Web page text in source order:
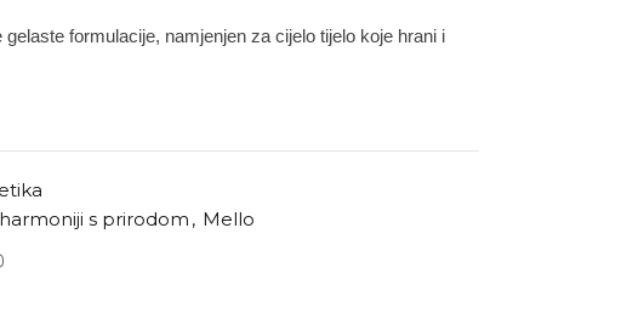
formulacije, namjenjen za cijelo tijelo koje hrani i
s prirodom , Mello